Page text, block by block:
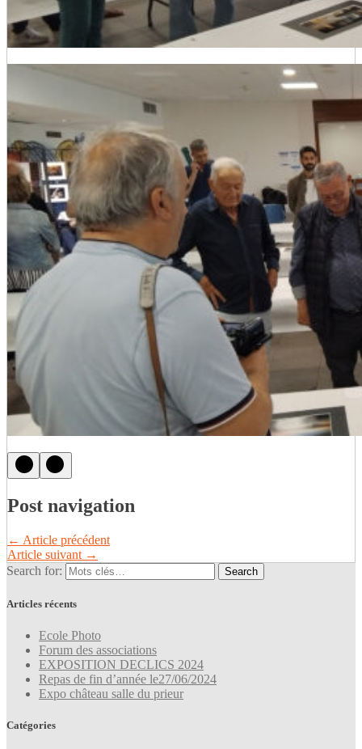
Post navigation
← Article précédent
Article suivant →
Search for:
Articles récents
Ecole Photo
Forum des associations
EXPOSITION DECLICS 2024
Repas de fin d’année le27/06/2024
Expo château salle du prieur
Catégories